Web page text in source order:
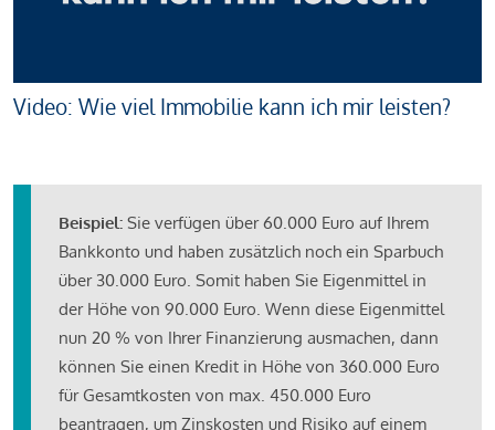
Video: Wie viel Immobilie kann ich mir leisten?
Beispiel: Sie verfügen über 60.000 Euro auf Ihrem
Bankkonto und haben zusätzlich noch ein Sparbuch
über 30.000 Euro. Somit haben Sie Eigenmittel in
der Höhe von 90.000 Euro. Wenn diese Eigenmittel
nun 20 % von Ihrer Finanzierung ausmachen, dann
können Sie einen Kredit in Höhe von 360.000 Euro
für Gesamtkosten von max. 450.000 Euro
beantragen, um Zinskosten und Risiko auf einem